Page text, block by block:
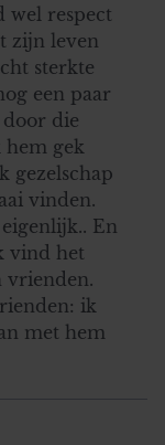
wel respect
zijn leven
sterkte
een paar
die
gek
gezelschap
vinden.
En
vind het
vrienden.
ik
met hem